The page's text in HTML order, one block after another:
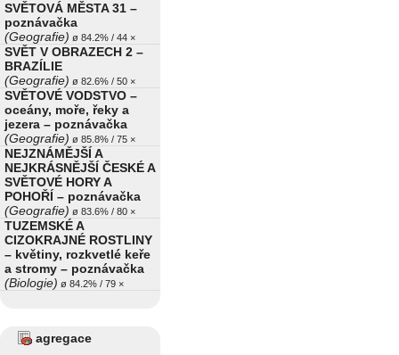
SVĚTOVÁ MĚSTA 31 –
poznávačka
(Geografie) ø 84.2% / 44 ×
SVĚT V OBRAZECH 2 –
BRAZÍLIE
(Geografie) ø 82.6% / 50 ×
SVĚTOVÉ VODSTVO –
oceány, moře, řeky a
jezera – poznávačka
(Geografie) ø 85.8% / 75 ×
NEJZNÁMĚJŠÍ A
NEJKRÁSNĚJŠÍ ČESKÉ A
SVĚTOVÉ HORY A
POHOŘÍ – poznávačka
(Geografie) ø 83.6% / 80 ×
TUZEMSKÉ A
CIZOKRAJNÉ ROSTLINY
– květiny, rozkvetlé keře
a stromy – poznávačka
(Biologie) ø 84.2% / 79 ×
agregace